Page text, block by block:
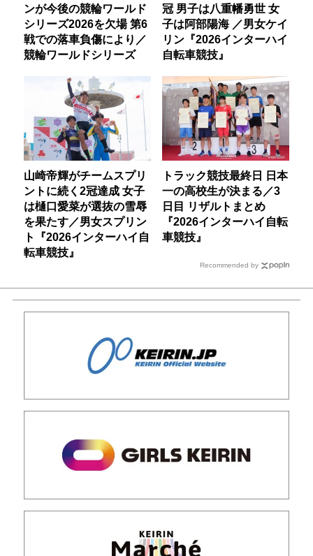
ンが今後の競輪ワールド
シリーズ2026を欠場 第6
戦での落車負傷により／
競輪ワールドシリーズ
冠 男子は八重幡勇世 女
子は阿部陽海 ／男女ケイ
リン『2026インターハイ
自転車競技』
山崎帝輝がチームスプリ
ントに続く2冠達成 女子
は樋口愛菜が選抜の雪辱
を果たす／男女スプリン
ト『2026インターハイ自
転車競技』
トラック競技最終日 日本
一の高校生が決まる／3
日目 リザルトまとめ
『2026インターハイ自転
車競技』
Recommended by